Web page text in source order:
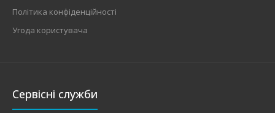
Політика конфіденційності
Угода користувача
Сервісні служби